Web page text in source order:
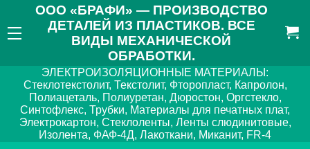
ООО «БРАФИ» — ПРОИЗВОДСТВО
ДЕТАЛЕЙ ИЗ ПЛАСТИКОВ. ВСЕ
ВИДЫ МЕХАНИЧЕСКОЙ
ОБРАБОТКИ.
ЭЛЕКТРОИЗОЛЯЦИОННЫЕ МАТЕРИАЛЫ:
Стеклотекстолит, Текстолит, Фторопласт, Капролон,
Полиацеталь, Полиуретан, Дюростон, Оргстекло,
Синтофлекс, Трубки, Материалы для печатных плат,
Электрокартон, Стеклоленты, Ленты слюдинитовые,
Изолента, ФАФ-4Д, Лакоткани, Миканит, FR-4